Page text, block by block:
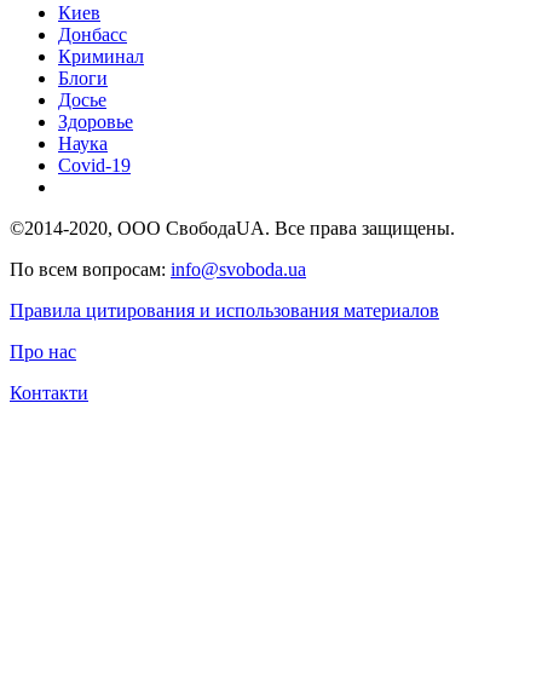
Киев
Донбасс
Криминал
Блоги
Досье
Здоровье
Наука
Covid-19
©2014-2020, ООО СвободаUA. Все права защищены.
По всем вопросам: info@svoboda.ua
Правила цитирования и использования материалов
Про нас
Контакти